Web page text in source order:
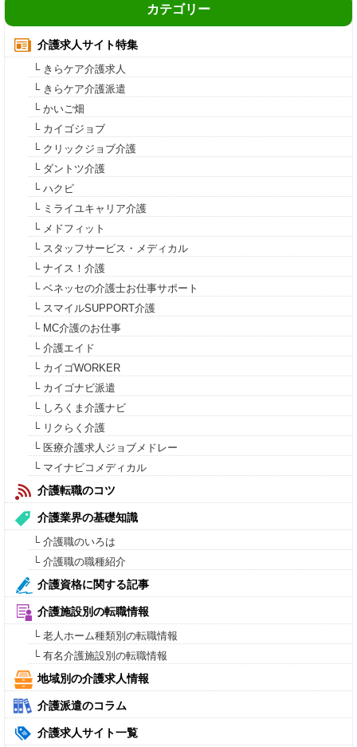
カテゴリー
介護求人サイト特集
└ きらケア介護求人
└ きらケア介護派遣
└ かいご畑
└ カイゴジョブ
└ クリックジョブ介護
└ ダントツ介護
└ ハクビ
└ ミライユキャリア介護
└ メドフィット
└ スタッフサービス・メディカル
└ ナイス！介護
└ ベネッセの介護士お仕事サポート
└ スマイルSUPPORT介護
└ MC介護のお仕事
└ 介護エイド
└ カイゴWORKER
└ カイゴナビ派遣
└ しろくま介護ナビ
└ リクらく介護
└ 医療介護求人ジョブメドレー
└ マイナビコメディカル
介護転職のコツ
介護業界の基礎知識
└ 介護職のいろは
└ 介護職の職種紹介
介護資格に関する記事
介護施設別の転職情報
└ 老人ホーム種類別の転職情報
└ 有名介護施設別の転職情報
地域別の介護求人情報
介護派遣のコラム
介護求人サイト一覧